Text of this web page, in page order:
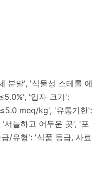
분말', '식물성 스테롤 에
'입자 크기':
meq/kg', '유통기한':
늘하고 어두운 곳', '포
/유형': '식품 등급, 사료